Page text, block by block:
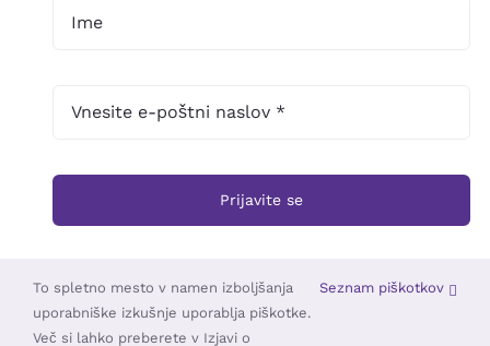
Prijavite se
© 2025 •Založba Triskelion• Vse pravice pridržane •
To spletno mesto v namen izboljšanja
uporabniške izkušnje uporablja piškotke.
Več si lahko preberete v Izjavi o
Seznam piškotkov